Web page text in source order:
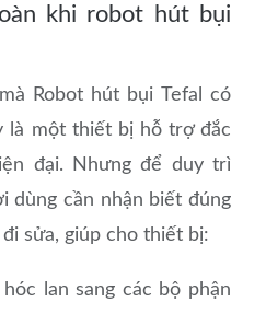
khi robot hút bụi
Robot hút bụi Tefal có
là một thiết bị hỗ trợ đắc
đại. Nhưng để duy trì
dùng cần nhận biết đúng
sửa, giúp cho thiết bị:
hóc lan sang các bộ phận